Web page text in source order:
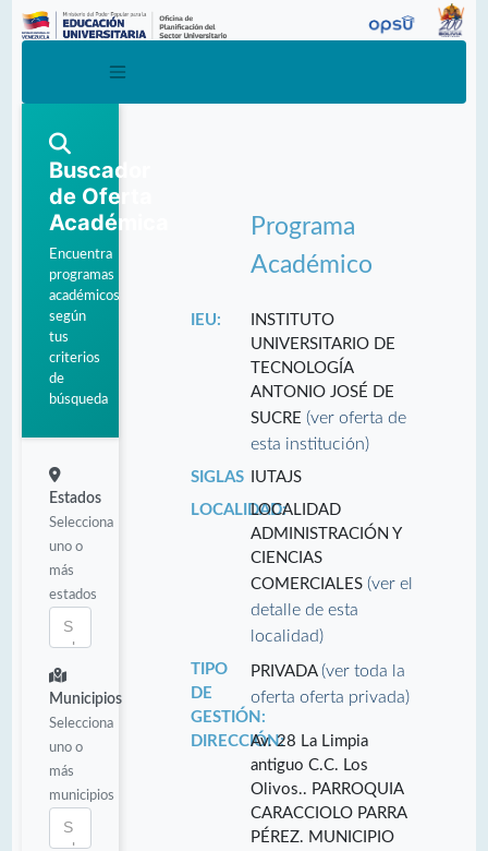
Buscador
de Oferta
Académica
Encuentra
programas
académicos
según
tus
criterios
de
búsqueda
Estados
Selecciona
uno o
más
estados
Municipios
Selecciona
uno o
más
municipios
Programa
Académico
IEU:
INSTITUTO
UNIVERSITARIO DE
TECNOLOGÍA
ANTONIO JOSÉ DE
SUCRE(ver oferta de
esta institución)
SIGLAS
IUTAJS
LOCALIDAD:LOCALIDAD
ADMINISTRACIÓN Y
CIENCIAS
COMERCIALES(ver el
detalle de esta
localidad)
TIPO
DE
GESTIÓN:
PRIVADA(ver toda la
oferta oferta privada)
DIRECCIÓN:Av. 28 La Limpia
antiguo C.C. Los
Olivos.. PARROQUIA
CARACCIOLO PARRA
PÉREZ. MUNICIPIO